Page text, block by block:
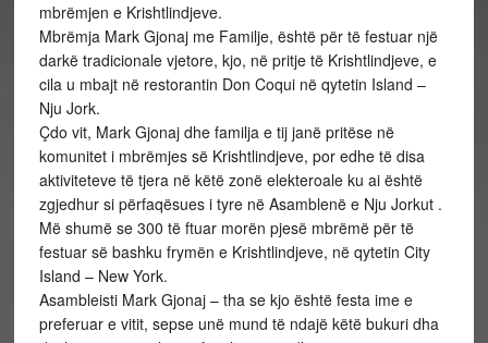
mbrëmjen e Krishtlindjeve.
Mbrëmja Mark Gjonaj me Familje, është për të festuar një
darkë tradicionale vjetore, kjo, në pritje të Krishtlindjeve, e
cila u mbajt në restorantin Don Coqui në qytetin Island –
Nju Jork.
Çdo vit, Mark Gjonaj dhe familja e tij janë pritëse në
komunitet i mbrëmjes së Krishtlindjeve, por edhe të disa
aktiviteteve të tjera në këtë zonë elekteroale ku ai është
zgjedhur si përfaqësues i tyre në Asamblenë e Nju Jorkut .
Më shumë se 300 të ftuar morën pjesë mbrëmë për të
festuar së bashku frymën e Krishtlindjeve, në qytetin City
Island – New York.
Asambleisti Mark Gjonaj – tha se kjo është festa ime e
preferuar e vitit, sepse unë mund të ndajë këtë bukuri dha